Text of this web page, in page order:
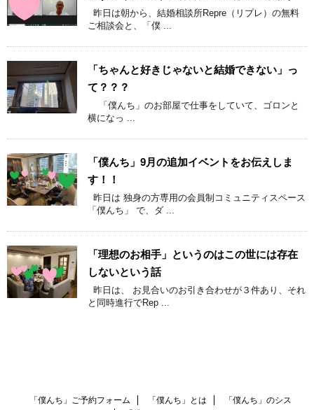
昨日は朝から、結婚相談所Repre（リプレ）の無料
ご相談会と、「僕 ...
「ちゃんと好きじゃないと結婚できない」っ
て？？？
「僕んち」のお部屋で仕事をしていて、ゴロンと
横になっ ...
「僕んち」9月の追加イベントをお伝えしま
す！！
昨日は 独身の方専用の会員制コミュニティスペース
「僕んち」 で、ダ ...
「理想のお相手」というのはこの世には存在
しないという話
昨日は、 お見合いのお引き合わせが３件あり、それ
と同時進行でRep ...
「僕んち」ご予約フォーム 「僕んち」とは
「僕んち」のシス